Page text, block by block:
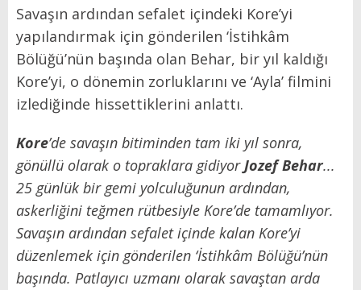
Savaşın ardından sefalet içindeki Kore’yi
yapılandırmak için gönderilen ‘İstihkâm
Bölüğü’nün başında olan Behar, bir yıl kaldığı
Kore’yi, o dönemin zorluklarını ve ‘Ayla’ filmini
izlediğinde hissettiklerini anlattı.
Kore’de savaşın bitiminden tam iki yıl sonra,
gönüllü olarak o topraklara gidiyorJozef Behar...
25 günlük bir gemi yolculuğunun ardından,
askerliğini teğmen rütbesiyle Kore’de tamamlıyor.
Savaşın ardından sefalet içinde kalan Kore’yi
düzenlemek için gönderilen ‘İstihkâm Bölüğü’nün
başında. Patlayıcı uzmanı olarak savaştan arda